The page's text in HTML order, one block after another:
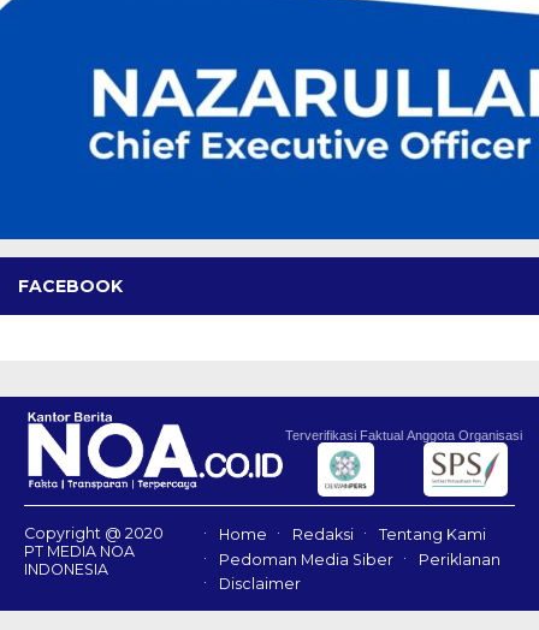
FACEBOOK
Terverifikasi Faktual Anggota Organisasi
Copyright @ 2020
PT MEDIA NOA
INDONESIA
Home Redaksi
Tentang Kami
Pedoman Media Siber
Periklanan
Disclaimer